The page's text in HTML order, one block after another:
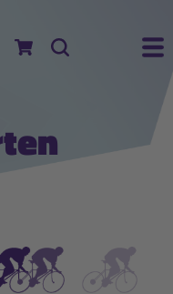
Sprache:
Zum Warenkorb
Suche